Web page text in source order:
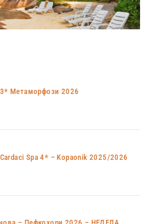
3* Метаморфози 2026
Spa 4* – Kopaonik 2025/2026